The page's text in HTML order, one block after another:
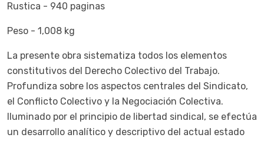
Rustica - 940 paginas
Peso - 1,008 kg
La presente obra sistematiza todos los elementos
constitutivos del Derecho Colectivo del Trabajo.
Profundiza sobre los aspectos centrales del Sindicato,
el Conflicto Colectivo y la Negociación Colectiva.
Iluminado por el principio de libertad sindical, se efectúa
un desarrollo analítico y descriptivo del actual estado